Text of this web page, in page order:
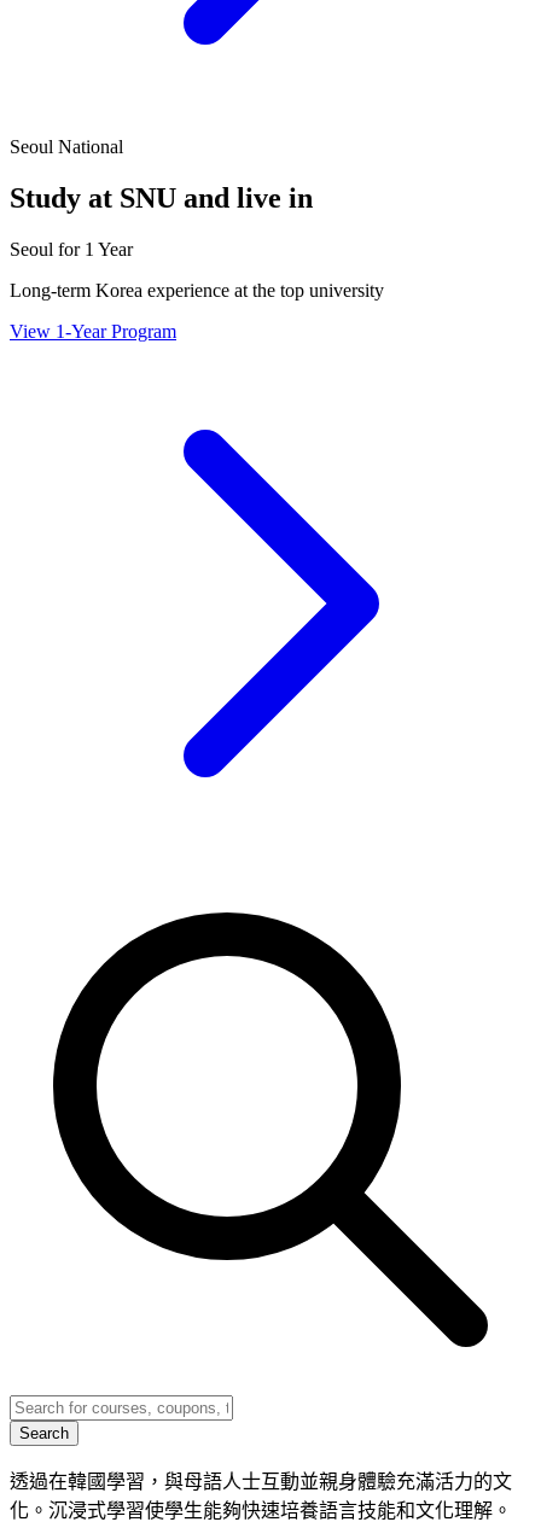
Seoul National
Study at SNU and live in
Seoul for 1 Year
Long-term Korea experience at the top university
View 1-Year Program
Search
透過在韓國學習，與母語人士互動並親身體驗充滿活力的文
化。沉浸式學習使學生能夠快速培養語言技能和文化理解。